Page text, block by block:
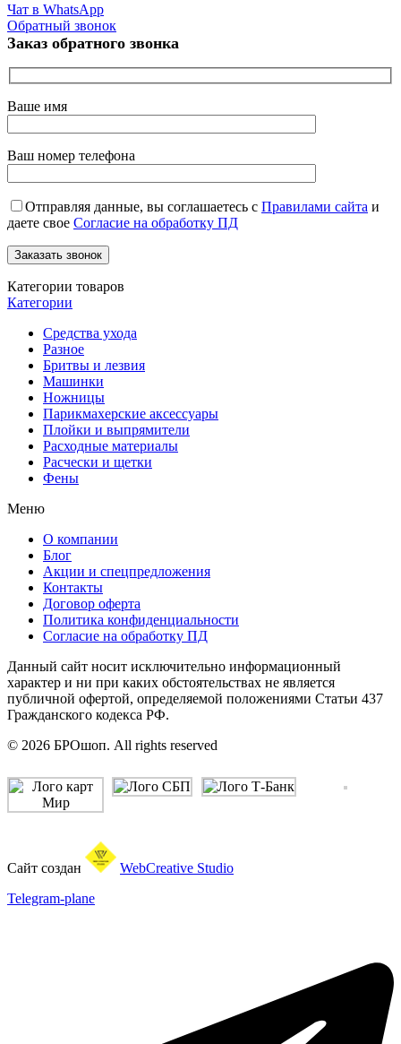
Чат в WhatsApp
Обратный звонок
Заказ обратного звонка
Ваше имя
Ваш номер телефона
Отправляя данные, вы соглашаетесь с Правилами сайта и
даете свое Согласие на обработку ПД
Категории товаров
Категории
Средства ухода
Разное
Бритвы и лезвия
Машинки
Ножницы
Парикмахерские аксессуары
Плойки и выпрямители
Расходные материалы
Расчески и щетки
Фены
Меню
О компании
Блог
Акции и спецпредложения
Контакты
Договор оферта
Политика конфиденциальности
Согласие на обработку ПД
Данный сайт носит исключительно информационный
характер и ни при каких обстоятельствах не является
публичной офертой, определяемой положениями Статьи 437
Гражданского кодекса РФ.
© 2026 БРОшоп. All rights reserved
Сайт создан
WebCreative Studio
Telegram-plane